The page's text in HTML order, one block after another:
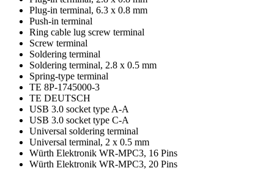
Plug-in terminal, 6.3 x 0.8 mm
Push-in terminal
Ring cable lug screw terminal
Screw terminal
Soldering terminal
Soldering terminal, 2.8 x 0.5 mm
Spring-type terminal
TE 8P-1745000-3
TE DEUTSCH
USB 3.0 socket type A-A
USB 3.0 socket type C-A
Universal soldering terminal
Universal terminal, 2 x 0.5 mm
Würth Elektronik WR-MPC3, 16 Pins
Würth Elektronik WR-MPC3, 20 Pins